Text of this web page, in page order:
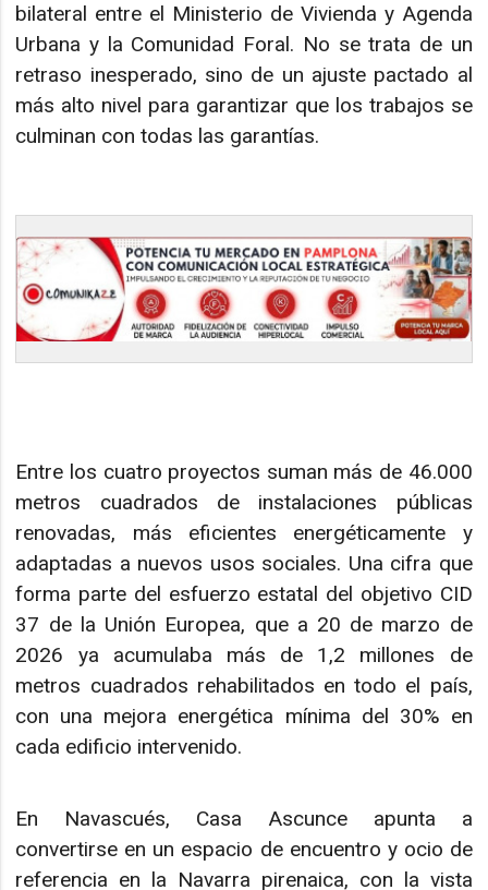
bilateral entre el Ministerio de Vivienda y Agenda
Urbana y la Comunidad Foral. No se trata de un
retraso inesperado, sino de un ajuste pactado al
más alto nivel para garantizar que los trabajos se
culminan con todas las garantías.
Entre los cuatro proyectos suman más de 46.000
metros cuadrados de instalaciones públicas
renovadas, más eficientes energéticamente y
adaptadas a nuevos usos sociales. Una cifra que
forma parte del esfuerzo estatal del objetivo CID
37 de la Unión Europea, que a 20 de marzo de
2026 ya acumulaba más de 1,2 millones de
metros cuadrados rehabilitados en todo el país,
con una mejora energética mínima del 30% en
cada edificio intervenido.
En Navascués, Casa Ascunce apunta a
convertirse en un espacio de encuentro y ocio de
referencia en la Navarra pirenaica, con la vista